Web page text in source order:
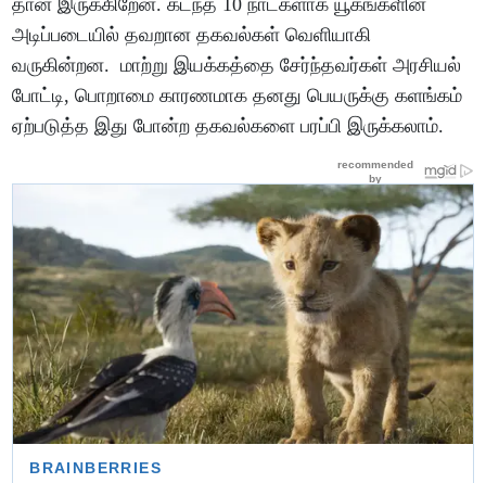
தான் இருக்கிறேன். கடந்த 10 நாட்களாக யூகங்களின்
அடிப்படையில் தவறான தகவல்கள் வெளியாகி
வருகின்றன. மாற்று இயக்கத்தை சேர்ந்தவர்கள் அரசியல்
போட்டி, பொறாமை காரணமாக தனது பெயருக்கு களங்கம்
ஏற்படுத்த இது போன்ற தகவல்களை பரப்பி இருக்கலாம்.